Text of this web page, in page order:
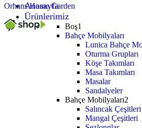
Anasayfa
Ürünlerimiz
Boş1
Bahçe Mobilyaları
Lunica Bahçe
Oturma Grupları
Köşe Takımları
Masa Takımları
Masalar
Sandalyeler
Bahçe Mobilyaları2
Salıncak Çeşitleri
Mangal Çeşitleri
Orhans Home Garden